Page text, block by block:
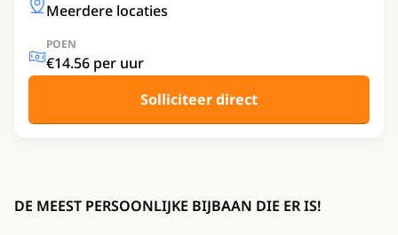
Meerdere locaties
POEN
€14.56 per uur
Solliciteer direct
DE MEEST PERSOONLIJKE BIJBAAN DIE ER IS!